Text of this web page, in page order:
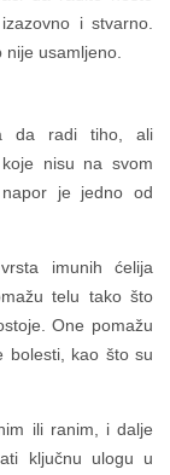
i stvarno.
usamljeno.
da radi tiho, ali
nisu na svom
je jedno od
imunih ćelija
telu tako što
One pomažu
bolesti, kao što su
ili ranim, i dalje
ključnu ulogu u